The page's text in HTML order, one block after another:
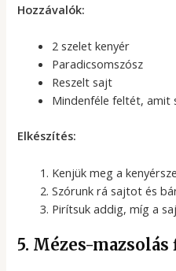
Hozzávalók:
2 szelet kenyér
Paradicsomszósz
Reszelt sajt
Mindenféle feltét, amit
Elkészítés:
Kenjük meg a
Szórunk rá sajtot és
Pirítsuk addig, míg a
5. Mézes-